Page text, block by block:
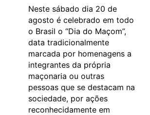
Neste sábado dia 20 de
agosto é celebrado em todo
o Brasil o “Dia do Maçom”,
data tradicionalmente
marcada por homenagens a
integrantes da própria
maçonaria ou outras
pessoas que se destacam na
sociedade, por ações
reconhecidamente em